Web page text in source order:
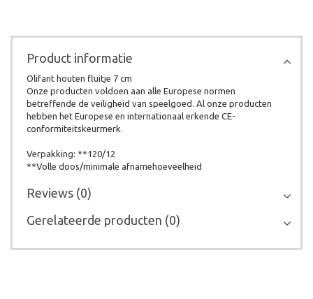
Product informatie
Olifant houten fluitje 7 cm
Onze producten voldoen aan alle Europese normen
betreffende de veiligheid van speelgoed. Al onze producten
hebben het Europese en internationaal erkende CE-
conformiteitskeurmerk.
Verpakking: **120/12
**Volle doos/minimale afnamehoeveelheid
Reviews (0)
Gerelateerde producten (0)